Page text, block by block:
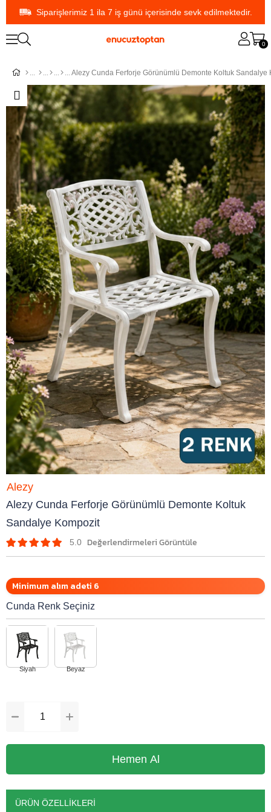
Siparişlerimiz 1 ila 7 iş günü içerisinde sevk edilmektedir.
0
Alezy Cunda Ferforje Görünümlü Demonte Koltuk
Sandalye Kompozit
5.0
Alezy
Minimum alım adeti 6
Cunda Renk Seçiniz
ÜRÜN ÖZELLIKLERI